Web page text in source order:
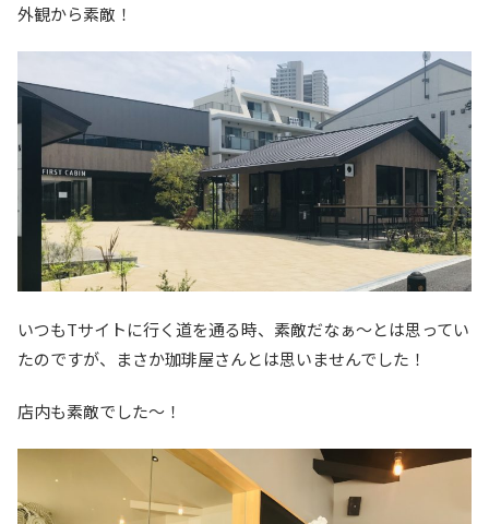
外観から素敵！
いつもTサイトに行く道を通る時、素敵だなぁ〜とは思ってい
たのですが、まさか珈琲屋さんとは思いませんでした！
店内も素敵でした〜！